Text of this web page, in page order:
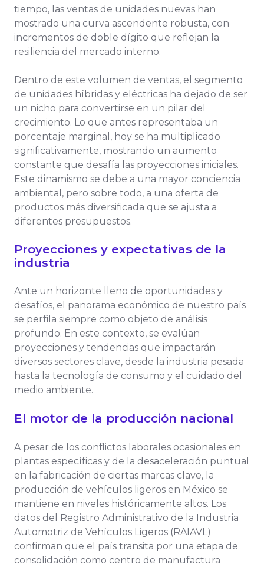
tiempo, las ventas de unidades nuevas han
mostrado una curva ascendente robusta, con
incrementos de doble dígito que reflejan la
resiliencia del mercado interno.
Dentro de este volumen de ventas, el segmento
de unidades híbridas y eléctricas ha dejado de ser
un nicho para convertirse en un pilar del
crecimiento. Lo que antes representaba un
porcentaje marginal, hoy se ha multiplicado
significativamente, mostrando un aumento
constante que desafía las proyecciones iniciales.
Este dinamismo se debe a una mayor conciencia
ambiental, pero sobre todo, a una oferta de
productos más diversificada que se ajusta a
diferentes presupuestos.
Proyecciones y expectativas de la
industria
Ante un horizonte lleno de oportunidades y
desafíos, el panorama económico de nuestro país
se perfila siempre como objeto de análisis
profundo. En este contexto, se evalúan
proyecciones y tendencias que impactarán
diversos sectores clave, desde la industria pesada
hasta la tecnología de consumo y el cuidado del
medio ambiente.
El motor de la producción nacional
A pesar de los conflictos laborales ocasionales en
plantas específicas y de la desaceleración puntual
en la fabricación de ciertas marcas clave, la
producción de vehículos ligeros en México se
mantiene en niveles históricamente altos. Los
datos del Registro Administrativo de la Industria
Automotriz de Vehículos Ligeros (RAIAVL)
confirman que el país transita por una etapa de
consolidación como centro de manufactura